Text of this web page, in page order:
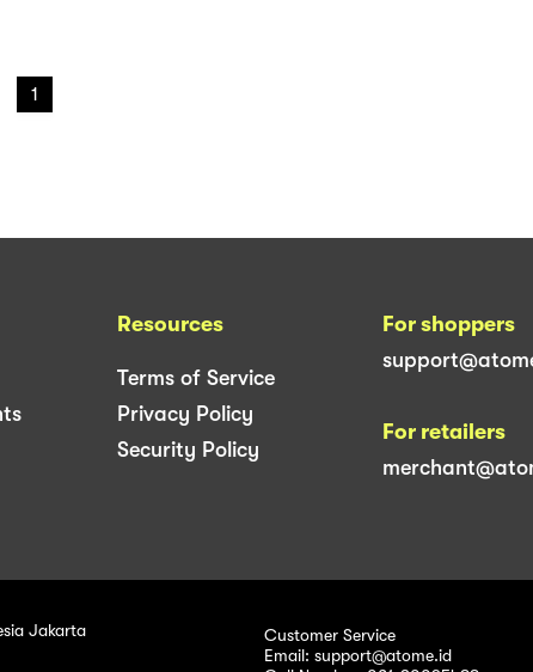
1
Resources
Terms of Service
Privacy Policy
Security Policy
For shoppers
For retailers
Jakarta
Customer Service
Email: support@atome.id